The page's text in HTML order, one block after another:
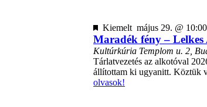
Kiemelt május 29. @ 10:00
Maradék fény – Lelkes
Kultúrkúria Templom u. 2,
Tárlatvezetés az alkotóval
állítottam ki ugyanitt. Köztük
olvasok!